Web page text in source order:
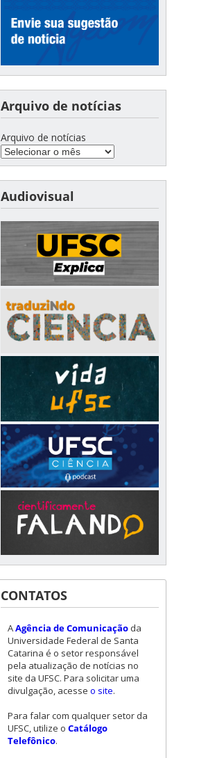
Arquivo de notícias
Arquivo de notícias
Audiovisual
CONTATOS
AAgência de Comunicação da
Universidade Federal de Santa
Catarina é o setor responsável
pela atualização de notícias no
site da UFSC. Para solicitar uma
divulgação, acesse o site.
Para falar com qualquer setor da
UFSC, utilize o Catálogo
Telefônico.